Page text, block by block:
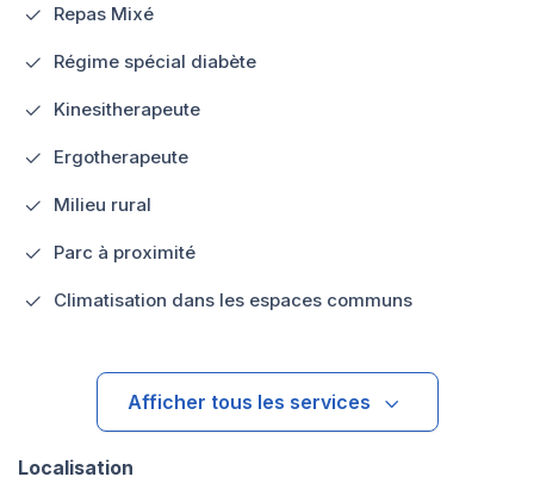
Repas Mixé
Régime spécial diabète
Kinesitherapeute
Ergotherapeute
Milieu rural
Parc à proximité
Climatisation dans les espaces communs
Afficher tous les services
Localisation